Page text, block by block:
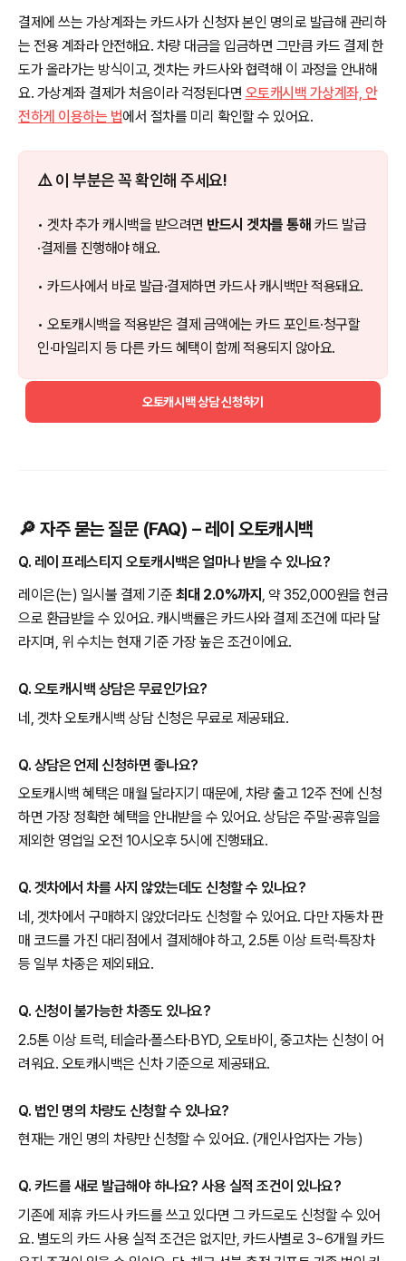
결제에 쓰는 가상계좌는 카드사가 신청자 본인 명의로 발급해 관리하
는 전용 계좌라 안전해요. 차량 대금을 입금하면 그만큼 카드 결제 한
도가 올라가는 방식이고, 겟차는 카드사와 협력해 이 과정을 안내해
요. 가상계좌 결제가 처음이라 걱정된다면 오토캐시백 가상계좌, 안
전하게 이용하는 법에서 절차를 미리 확인할 수 있어요.
⚠️ 이 부분은 꼭 확인해 주세요!
• 겟차 추가 캐시백을 받으려면 반드시 겟차를 통해 카드 발급
·결제를 진행해야 해요.
• 카드사에서 바로 발급·결제하면 카드사 캐시백만 적용돼요.
• 오토캐시백을 적용받은 결제 금액에는 카드 포인트·청구할
인·마일리지 등 다른 카드 혜택이 함께 적용되지 않아요.
오토캐시백 상담 신청하기
🔎 자주 묻는 질문 (FAQ) – 레이 오토캐시백
Q. 레이 프레스티지 오토캐시백은 얼마나 받을 수 있나요?
레이은(는) 일시불 결제 기준 최대 2.0%까지 , 약 352,000원을 현금
으로 환급받을 수 있어요. 캐시백률은 카드사와 결제 조건에 따라 달
라지며, 위 수치는 현재 기준 가장 높은 조건이에요.
Q. 오토캐시백 상담은 무료인가요?
네, 겟차 오토캐시백 상담 신청은 무료로 제공돼요.
Q. 상담은 언제 신청하면 좋나요?
오토캐시백 혜택은 매월 달라지기 때문에, 차량 출고 12주 전에 신청
하면 가장 정확한 혜택을 안내받을 수 있어요. 상담은 주말·공휴일을
제외한 영업일 오전 10시오후 5시에 진행돼요.
Q. 겟차에서 차를 사지 않았는데도 신청할 수 있나요?
네, 겟차에서 구매하지 않았더라도 신청할 수 있어요. 다만 자동차 판
매 코드를 가진 대리점에서 결제해야 하고, 2.5톤 이상 트럭·특장차
등 일부 차종은 제외돼요.
Q. 신청이 불가능한 차종도 있나요?
2.5톤 이상 트럭, 테슬라·폴스타·BYD, 오토바이, 중고차는 신청이 어
려워요. 오토캐시백은 신차 기준으로 제공돼요.
Q. 법인 명의 차량도 신청할 수 있나요?
현재는 개인 명의 차량만 신청할 수 있어요. (개인사업자는 가능)
Q. 카드를 새로 발급해야 하나요? 사용 실적 조건이 있나요?
기존에 제휴 카드사 카드를 쓰고 있다면 그 카드로도 신청할 수 있어
요. 별도의 카드 사용 실적 조건은 없지만, 카드사별로 3~6개월 카드